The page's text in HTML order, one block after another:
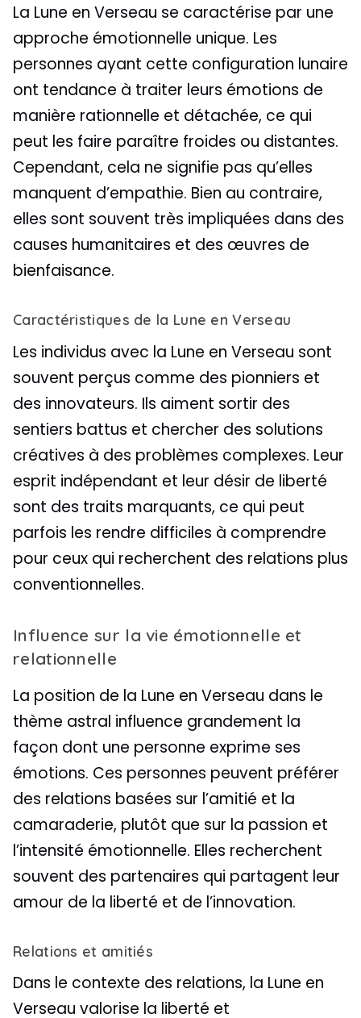
La Lune en Verseau se caractérise par une
approche émotionnelle unique. Les
personnes ayant cette configuration lunaire
ont tendance à traiter leurs émotions de
manière rationnelle et détachée, ce qui
peut les faire paraître froides ou distantes.
Cependant, cela ne signifie pas qu’elles
manquent d’empathie. Bien au contraire,
elles sont souvent très impliquées dans des
causes humanitaires et des œuvres de
bienfaisance.
Caractéristiques de la Lune en Verseau
Les individus avec la Lune en Verseau sont
souvent perçus comme des pionniers et
des innovateurs. Ils aiment sortir des
sentiers battus et chercher des solutions
créatives à des problèmes complexes. Leur
esprit indépendant et leur désir de liberté
sont des traits marquants, ce qui peut
parfois les rendre difficiles à comprendre
pour ceux qui recherchent des relations plus
conventionnelles.
Influence sur la vie émotionnelle et
relationnelle
La position de la Lune en Verseau dans le
thème astral influence grandement la
façon dont une personne exprime ses
émotions. Ces personnes peuvent préférer
des relations basées sur l’amitié et la
camaraderie, plutôt que sur la passion et
l’intensité émotionnelle. Elles recherchent
souvent des partenaires qui partagent leur
amour de la liberté et de l’innovation.
Relations et amitiés
Dans le contexte des relations, la Lune en
Verseau valorise la liberté et